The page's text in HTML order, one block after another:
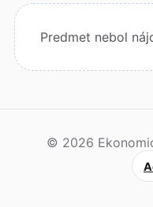
Predmet nebol
© 2026